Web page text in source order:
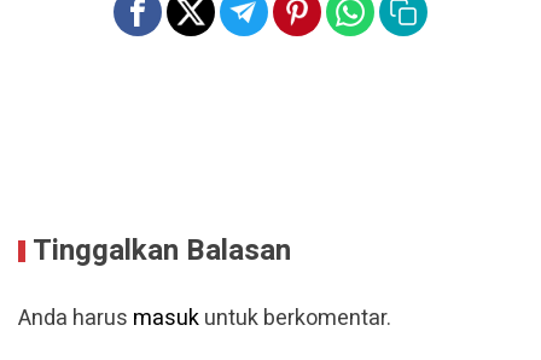
Tinggalkan Balasan
Anda harus masukuntuk berkomentar.